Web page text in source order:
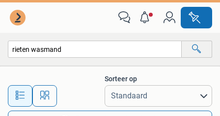
Alle afstanden…
Sorteer op